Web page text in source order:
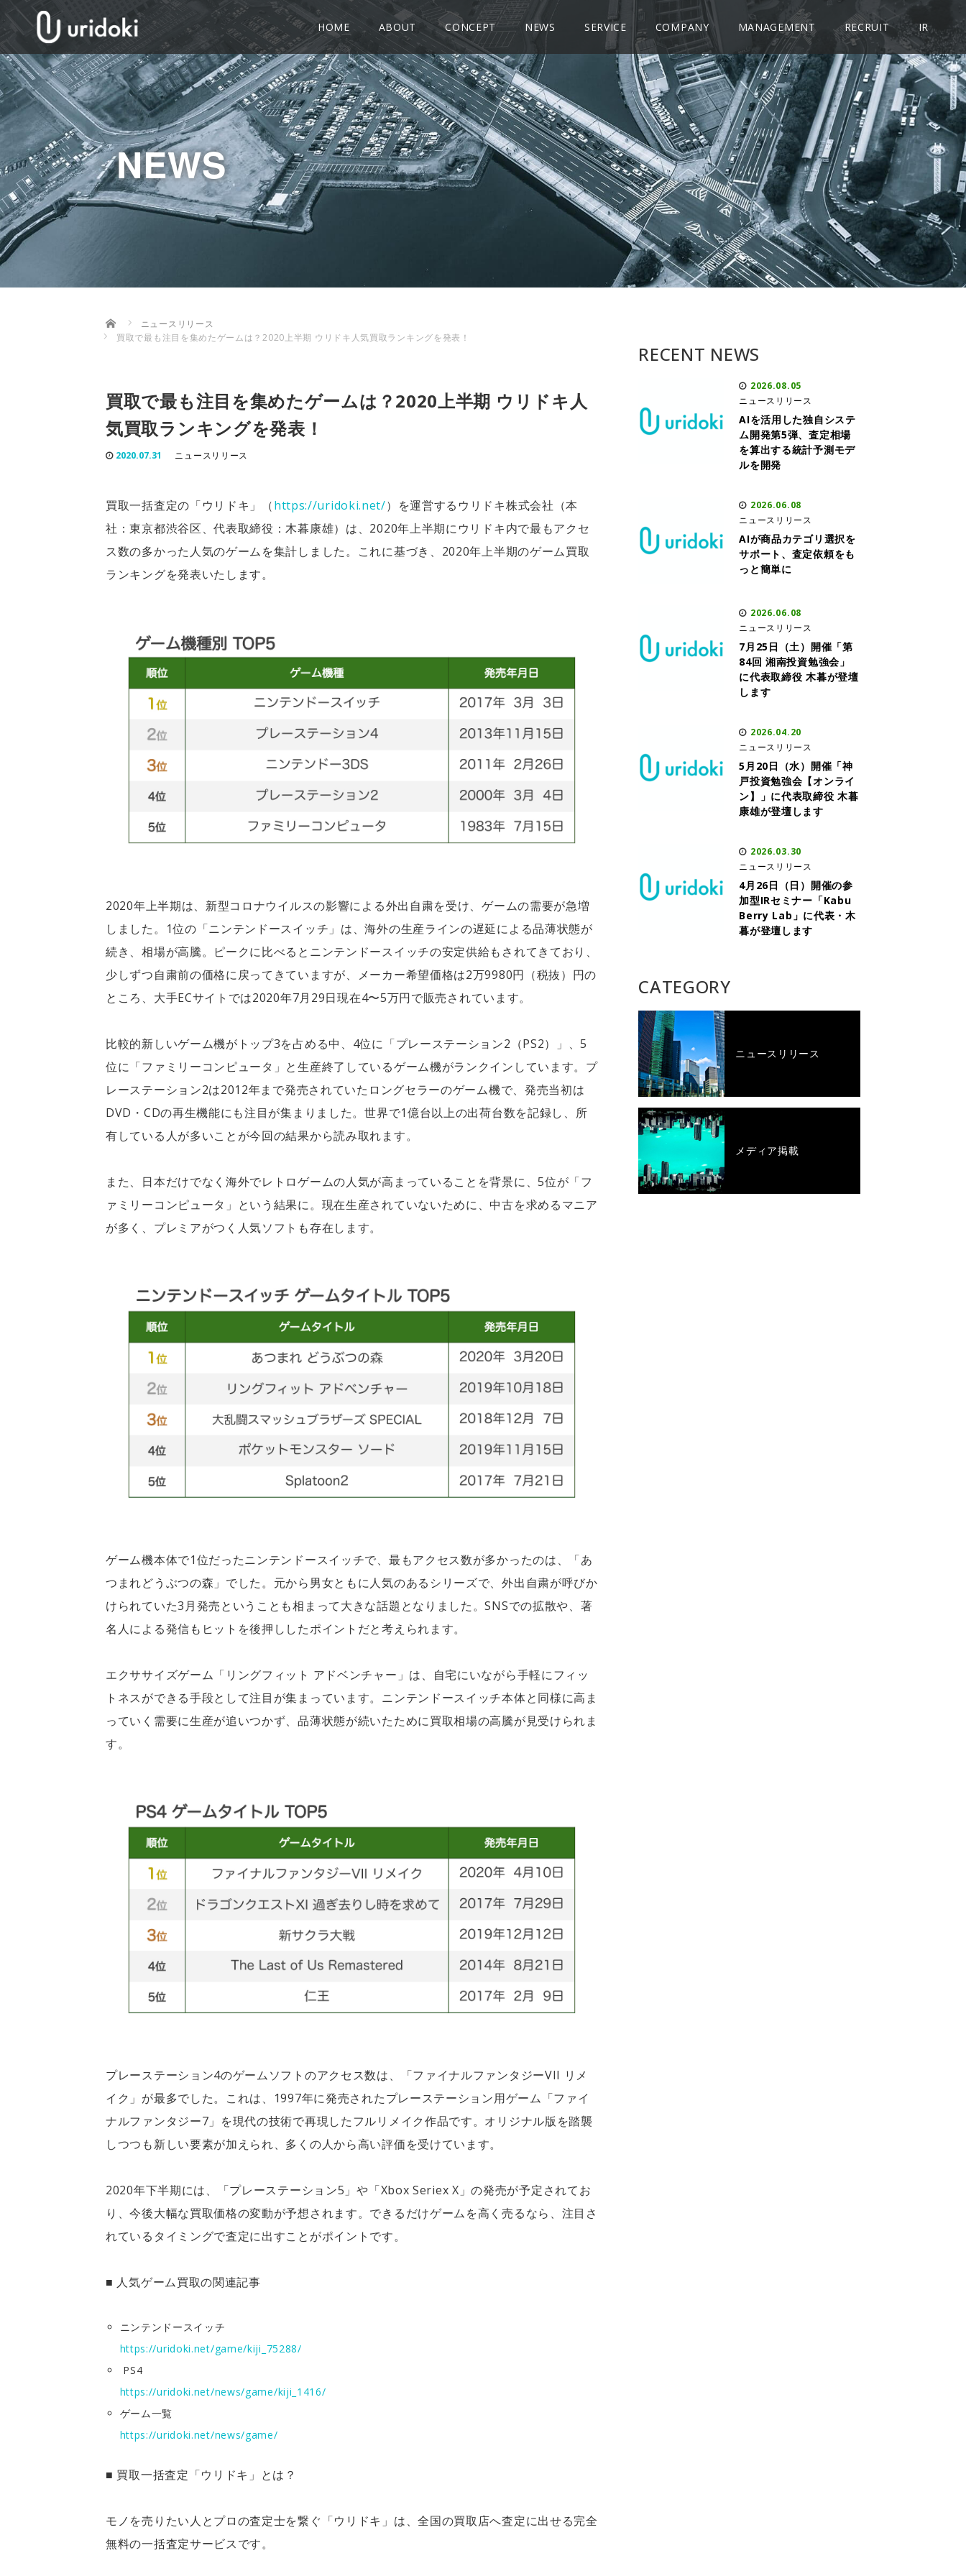
HOME ABOUT CONCEPT NEWS SERVICE COMPANY MANAGEMENT RECRUIT IR
NEWS
Home
ニュースリリース
買取で最も注目を集めたゲームは？2020上半期 ウリドキ人気買取ランキングを発表！
買取で最も注目を集めたゲームは？2020上半期 ウリドキ人
気買取ランキングを発表！
2020.07.31 ニュースリリース
買取一括査定の「ウリドキ」（https://uridoki.net/）を運営するウリドキ株式会社（本
社：東京都渋谷区、代表取締役：木暮康雄）は、2020年上半期にウリドキ内で最もアクセ
ス数の多かった人気のゲームを集計しました。これに基づき、2020年上半期のゲーム買取
ランキングを発表いたします。
2020年上半期は、新型コロナウイルスの影響による外出自粛を受け、ゲームの需要が急増
しました。1位の「ニンテンドースイッチ」は、海外の生産ラインの遅延による品薄状態が
続き、相場が高騰。ピークに比べるとニンテンドースイッチの安定供給もされてきており、
少しずつ自粛前の価格に戻ってきていますが、メーカー希望価格は2万9980円（税抜）円の
ところ、大手ECサイトでは2020年7月29日現在4〜5万円で販売されています。
比較的新しいゲーム機がトップ3を占める中、4位に「プレーステーション2（PS2）」、5
位に「ファミリーコンピュータ」と生産終了しているゲーム機がランクインしています。プ
レーステーション2は2012年まで発売されていたロングセラーのゲーム機で、発売当初は
DVD・CDの再生機能にも注目が集まりました。世界で1億台以上の出荷台数を記録し、所
有している人が多いことが今回の結果から読み取れます。
また、日本だけでなく海外でレトロゲームの人気が高まっていることを背景に、5位が「フ
ァミリーコンピュータ」という結果に。現在生産されていないために、中古を求めるマニア
が多く、プレミアがつく人気ソフトも存在します。
ゲーム機本体で1位だったニンテンドースイッチで、最もアクセス数が多かったのは、「あ
つまれどうぶつの森」でした。元から男女ともに人気のあるシリーズで、外出自粛が呼びか
けられていた3月発売ということも相まって大きな話題となりました。SNSでの拡散や、著
名人による発信もヒットを後押ししたポイントだと考えられます。
エクササイズゲーム「リングフィット アドベンチャー」は、自宅にいながら手軽にフィッ
トネスができる手段として注目が集まっています。ニンテンドースイッチ本体と同様に高ま
っていく需要に生産が追いつかず、品薄状態が続いたために買取相場の高騰が見受けられま
す。
プレーステーション4のゲームソフトのアクセス数は、「ファイナルファンタジーVII リメ
イク」が最多でした。これは、1997年に発売されたプレーステーション用ゲーム「ファイ
ナルファンタジー7」を現代の技術で再現したフルリメイク作品です。オリジナル版を踏襲
しつつも新しい要素が加えられ、多くの人から高い評価を受けています。
2020年下半期には、「プレーステーション5」や「Xbox Seriex X」の発売が予定されてお
り、今後大幅な買取価格の変動が予想されます。できるだけゲームを高く売るなら、注目さ
れているタイミングで査定に出すことがポイントです。
■ 人気ゲーム買取の関連記事
ニンテンドースイッチ
https://uridoki.net/game/kiji_75288/
PS4
https://uridoki.net/news/game/kiji_1416/
ゲーム一覧
https://uridoki.net/news/game/
■ 買取一括査定「ウリドキ」とは？
モノを売りたい人とプロの査定士を繋ぐ「ウリドキ」は、全国の買取店へ査定に出せる完全
無料の一括査定サービスです。
RECENT NEWS
2026.08.05
ニュースリリース
AIを活用した独自システ
ム開発第5弾、査定相場
を算出する統計予測モデ
ルを開発
2026.06.08
ニュースリリース
AIが商品カテゴリ選択を
サポート、査定依頼をも
っと簡単に
2026.06.08
ニュースリリース
7月25日（土）開催「第
84回 湘南投資勉強会」
に代表取締役 木暮が登壇
します
2026.04.20
ニュースリリース
5月20日（水）開催「神
戸投資勉強会【オンライ
ン】」に代表取締役 木暮
康雄が登壇します
2026.03.30
ニュースリリース
4月26日（日）開催の参
加型IRセミナー「Kabu
Berry Lab」に代表・木
暮が登壇します
CATEGORY
ニュースリリース
メディア掲載